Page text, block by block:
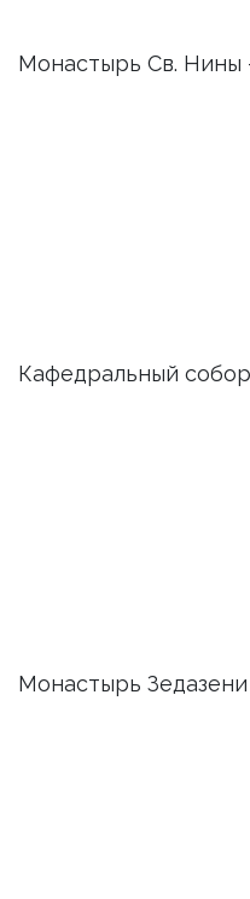
Монастырь Св. Нины
Кафедральный
Монастырь Зедазени